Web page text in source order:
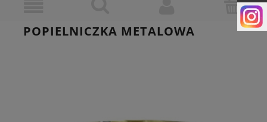
POPIELNICZKA METALOWA